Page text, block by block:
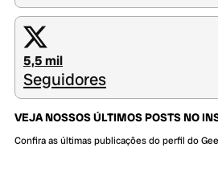
5,5 mil
Seguidores
VEJA NOSSOS ÚLTIMOS POSTS NO
Confira as últimas publicações do perfil do